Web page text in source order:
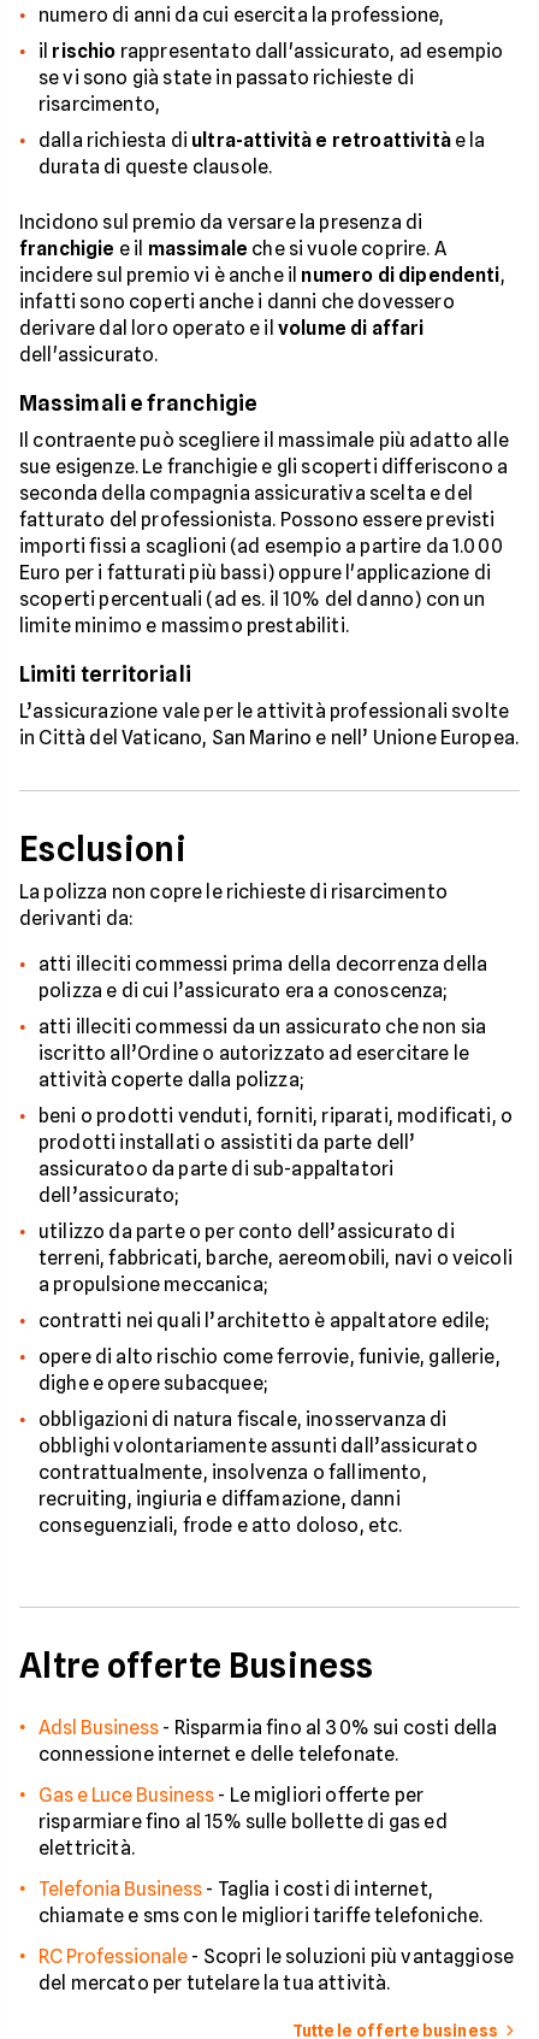
numero di anni da cui esercita la professione,
il rischio rappresentato dall'assicurato, ad esempio
se vi sono già state in passato richieste di
risarcimento,
dalla richiesta di ultra-attività e retroattivitàe la
durata di queste clausole.
Incidono sul premio da versare la presenza di
franchigie e il massimale che si vuole coprire. A
incidere sul premio vi è anche il numero di dipendenti,
infatti sono coperti anche i danni che dovessero
derivare dal loro operato e il volume di affari
dell'assicurato.
Massimali e franchigie
Il contraente può scegliere il massimale più adatto alle
sue esigenze. Le franchigie e gli scoperti differiscono a
seconda della compagnia assicurativa scelta e del
fatturato del professionista. Possono essere previsti
importi fissi a scaglioni (ad esempio a partire da 1.000
Euro per i fatturati più bassi) oppure l'applicazione di
scoperti percentuali (ad es. il 10% del danno) con un
limite minimo e massimo prestabiliti.
Limiti territoriali
L’assicurazione vale per le attività professionali svolte
in Città del Vaticano, San Marino e nell’ Unione Europea.
Esclusioni
La polizza non copre le richieste di risarcimento
derivanti da:
atti illeciti commessi prima della decorrenza della
polizza e di cui l’assicurato era a conoscenza;
atti illeciti commessi da un assicurato che non sia
iscritto all’Ordine o autorizzato ad esercitare le
attività coperte dalla polizza;
beni o prodotti venduti, forniti, riparati, modificati, o
prodotti installati o assistiti da parte dell’
assicuratoo da parte di sub-appaltatori
dell’assicurato;
utilizzo da parte o per conto dell’assicurato di
terreni, fabbricati, barche, aereomobili, navi o veicoli
a propulsione meccanica;
contratti nei quali l’architetto è appaltatore edile;
opere di alto rischio come ferrovie, funivie, gallerie,
dighe e opere subacquee;
obbligazioni di natura fiscale, inosservanza di
obblighi volontariamente assunti dall’assicurato
contrattualmente, insolvenza o fallimento,
recruiting, ingiuria e diffamazione, danni
conseguenziali, frode e atto doloso, etc.
Altre offerte Business
Adsl Business - Risparmia fino al 30% sui costi della
connessione internet e delle telefonate.
Gas e Luce Business - Le migliori offerte per
risparmiare fino al 15% sulle bollette di gas ed
elettricità.
Telefonia Business - Taglia i costi di internet,
chiamate e sms con le migliori tariffe telefoniche.
RC Professionale - Scopri le soluzioni più vantaggiose
del mercato per tutelare la tua attività.
Tutte le offerte business